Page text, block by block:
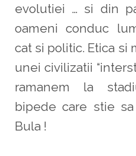
evolutiei … si din
oameni conduc
cat si politic. Etica si
unei civilizatii
ramanem la
bipede care stie
Bula !